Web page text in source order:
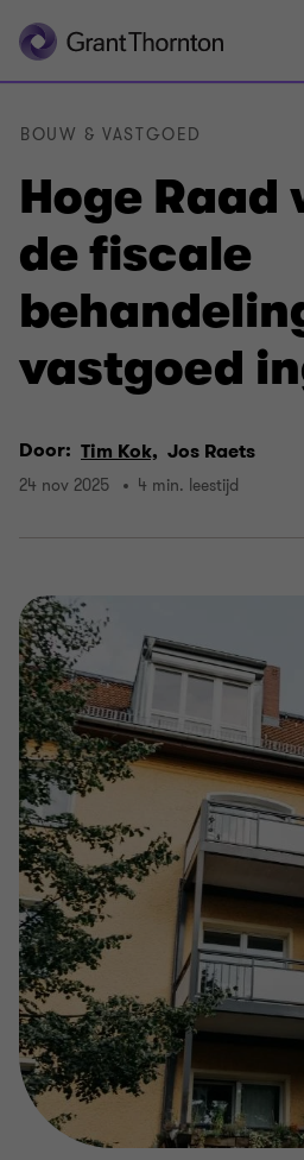
Hoge Raad
de fiscale
vastgoed
BOUW & VASTGOED
Door: Tim Kok, Jos Raets
24 nov 2025 4 min. leestijd